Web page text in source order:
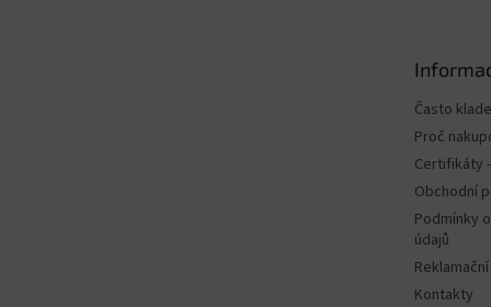
Často
Proč
Certifikáty
Obchodní
Podmínky
údajů
Kontakty